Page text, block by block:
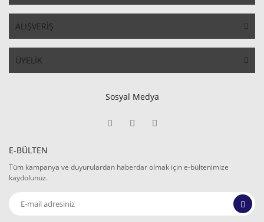
ALIŞVERİŞ
ÜYELİK
Sosyal Medya
E-BÜLTEN
Tüm kampanya ve duyurulardan haberdar olmak için e-bültenimize
kaydolunuz.